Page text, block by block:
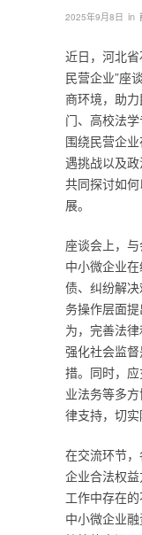
2025年9月8日 in
近日，河北
民营企业”座
商环境，助
门、高校法
围绕民营企
遇挑战以及政
共同探讨如
展。
座谈会上，
中小微企业
债、纠纷解
务操作层面
为，完善法
强化社会监
措。同时，
业法务等多
律支持，切实
在交流环节
企业合法权
工作中存在
中小微企业